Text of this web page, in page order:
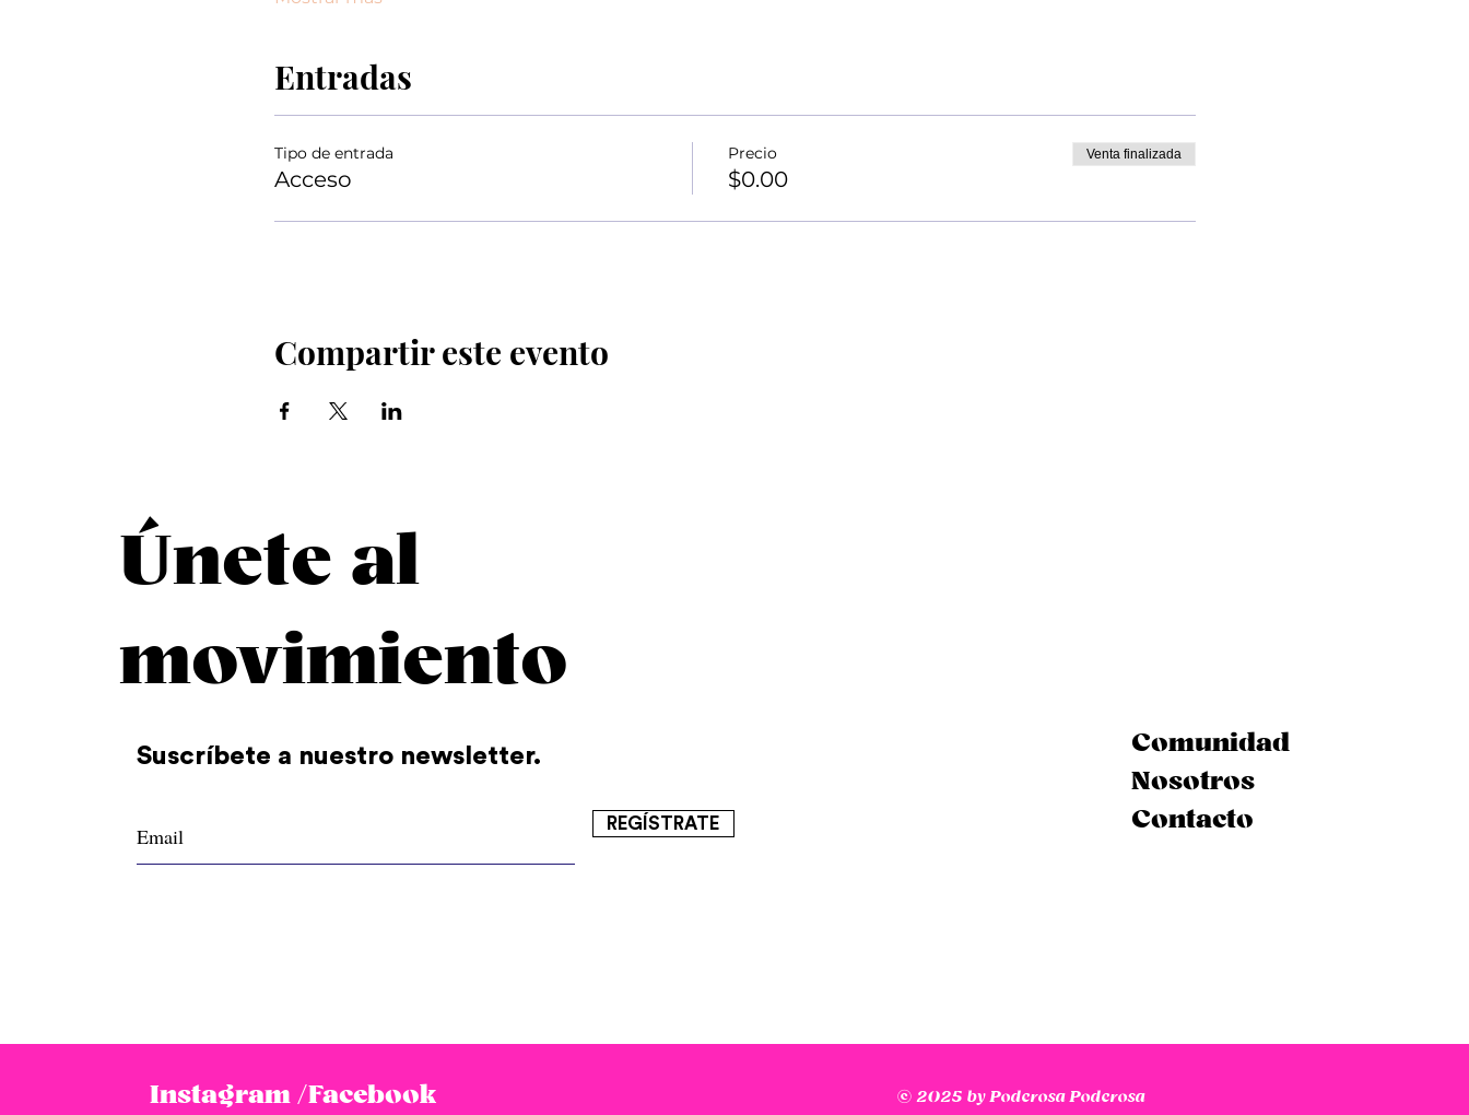
Entradas
Tipo de entrada
Acceso
Precio
$0.00
Venta finalizada
Compartir este evento
Únete al
movimiento
Suscríbete a nuestro newsletter.
REGÍSTRATE
Comunidad
Nosotros
Contacto
Instagram /Facebook © 2025 by Poderosa Poderosa